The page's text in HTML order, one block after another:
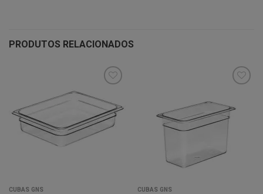
PRODUTOS RELACIONADOS
Minha
lista de
desejos
CUBAS GNS
Minha
lista de
CUBAS GNS